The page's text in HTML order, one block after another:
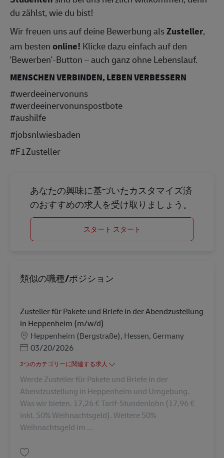
du zählst, wie du bist!
Wir freuen uns auf deine Bewerbung alsZusteller,
am bestenonline! Klicke dazu einfach auf den
'Bewerben'-Button – auch ganz ohne Lebenslauf.
MENSCHEN VERBINDEN, LEBEN VERBESSERN
#werdeeinervonuns
#werdeeinervonunspostbote
#aushilfe
#jobsnlwiesbaden
#F1Zusteller
あなたの興味に基づいたカスタマイズ済
のおすすめの求人を受け取りましょう。
スタート スタート
類似の職種/ポジション
Zusteller für Pakete und Briefe in der Abendzustellung
in Heppenheim (m/w/d)
勤務地
Heppenheim (Bergstraße), Hessen, Germany
Posted Date
03/20/2026
2つのカテゴリーに関連する求人
Werde Zusteller für Pakete und Briefe in der
Abendzustellung in Heppenheim und Umgebung.
Was wir bieten. 17,26 € Tarif-Stundenlohn (17,96 €
inkl. 50% Weihnachtsgeld). Weitere 50%
Weihnachtsgeld im ...